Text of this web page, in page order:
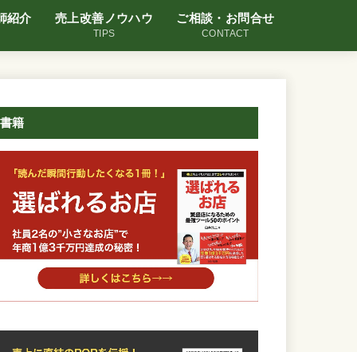
紹介 売上改善ノウハウ
TIPS
ご相談・お問合せ
CONTACT
書籍